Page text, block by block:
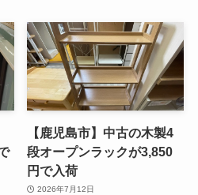
【鹿児島市】中古の木製4
段オープンラックが3,850
円で入荷
2026年7月12日